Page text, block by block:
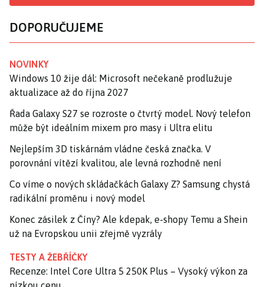
DOPORUČUJEME
NOVINKY
Windows 10 žije dál: Microsoft nečekaně prodlužuje
aktualizace až do října 2027
Řada Galaxy S27 se rozroste o čtvrtý model. Nový telefon
může být ideálním mixem pro masy i Ultra elitu
Nejlepším 3D tiskárnám vládne česká značka. V
porovnání vítězí kvalitou, ale levná rozhodně není
Co víme o nových skládačkách Galaxy Z? Samsung chystá
radikální proměnu i nový model
Konec zásilek z Číny? Ale kdepak, e-shopy Temu a Shein
už na Evropskou unii zřejmě vyzrály
TESTY A ŽEBŘÍČKY
Recenze: Intel Core Ultra 5 250K Plus – Vysoký výkon za